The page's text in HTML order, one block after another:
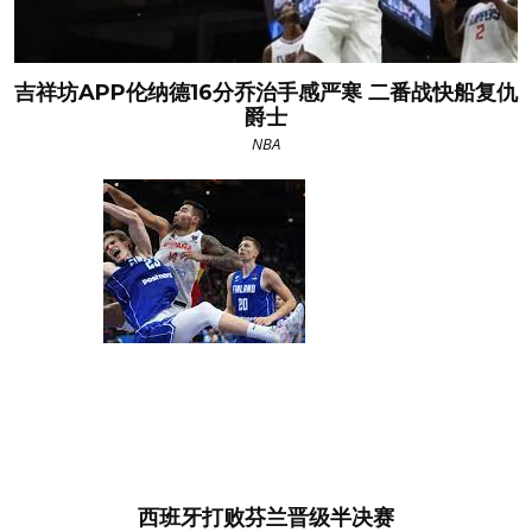
吉祥坊APP伦纳德16分乔治手感严寒 二番战快船复仇
爵士
NBA
西班牙打败芬兰晋级半决赛